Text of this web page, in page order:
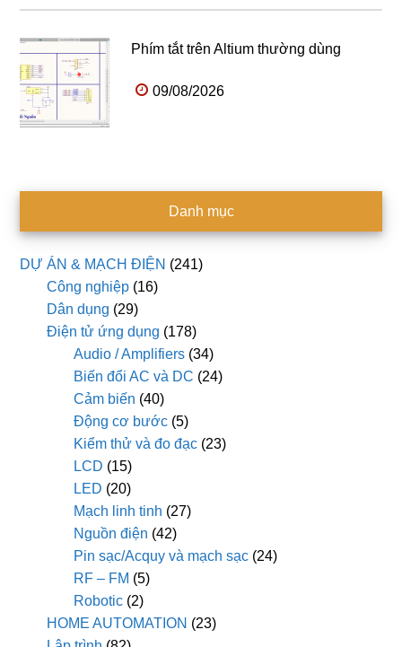
Phím tắt trên Altium thường dùng
09/08/2026
Danh mục
DỰ ÁN & MẠCH ĐIỆN (241)
Công nghiệp (16)
Dân dụng (29)
Điện tử ứng dụng (178)
Audio / Amplifiers (34)
Biến đổi AC và DC (24)
Cảm biến (40)
Động cơ bước (5)
Kiểm thử và đo đạc (23)
LCD (15)
LED (20)
Mạch linh tinh (27)
Nguồn điện (42)
Pin sạc/Acquy và mạch sạc (24)
RF – FM (5)
Robotic (2)
HOME AUTOMATION (23)